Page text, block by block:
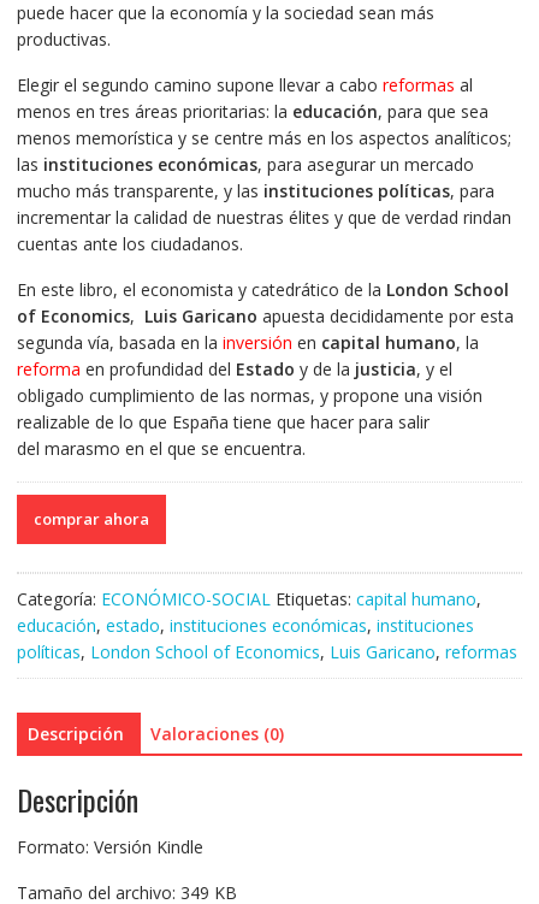
puede hacer que la economía y la sociedad sean más
productivas.
Elegir el segundo camino supone llevar a cabo reformas al
menos en tres áreas prioritarias: la educación, para que sea
menos memorística y se centre más en los aspectos analíticos;
las instituciones económicas, para asegurar un mercado
mucho más transparente, y las instituciones políticas, para
incrementar la calidad de nuestras élites y que de verdad rindan
cuentas ante los ciudadanos.
En este libro, el economista y catedrático de la London School
of Economics, Luis Garicano apuesta decididamente por esta
segunda vía, basada en la inversión en capital humano, la
reforma en profundidad del Estado y de la justicia, y el
obligado cumplimiento de las normas, y propone una visión
realizable de lo que España tiene que hacer para salir
del marasmo en el que se encuentra.
comprar ahora
Categoría: ECONÓMICO-SOCIAL Etiquetas: capital humano,
educación, estado, instituciones económicas, instituciones
políticas, London School of Economics, Luis Garicano, reformas
Descripción Valoraciones (0)
Descripción
Formato: Versión Kindle
Tamaño del archivo: 349 KB